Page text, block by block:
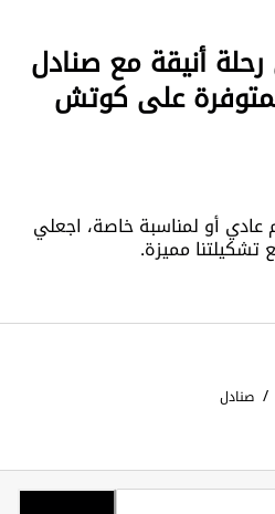
أنيقة مع صنادل
على كوتش
أو لمناسبة خاصة، اجعلي
مميزة.
/ صنادل